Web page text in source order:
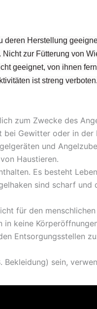
Herstellung
zur Fütterung von
geeignet, von ihnen
ist streng
zum Zwecke des
Gewitter oder in
und
Haustieren.
Es besteht
sind scharf
für den
keine
Entsorgungsstellen
sein,